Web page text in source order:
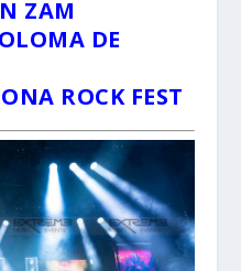
ZAM
DE
ROCK FEST